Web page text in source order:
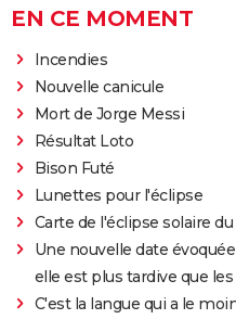
EN CE MOMENT
Incendies
Nouvelle canicule
Mort de Jorge Messi
Résultat Loto
Bison Futé
Lunettes pour l'éclipse
Carte de l'éclipse solaire du
Une nouvelle date
elle est plus tardive que
C'est la langue qui a le